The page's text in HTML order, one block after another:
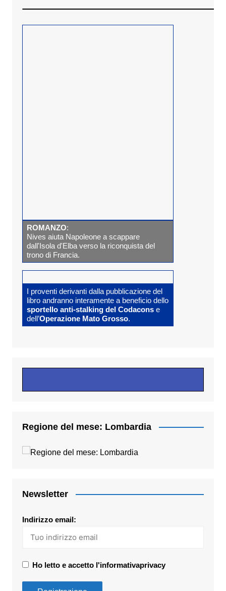
ROMANZO:
Nives aiuta Napoleone a scappare
dall'Isola d'Elba verso la riconquista del
trono di Francia.
I proventi derivanti dalla pubblicazione del
libro andranno interamente a beneficio dello
sportello anti-stalking del Codaconse
dell’Operazione Mato Grosso.
Regione del mese: Lombardia
Newsletter
Indirizzo email:
Ho letto e accetto l'informativaprivacy